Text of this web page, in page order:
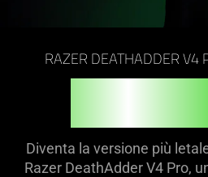
RAZER DEATHADDER V4
Diventa la versione più
Razer DeathAdder V4 Pro,